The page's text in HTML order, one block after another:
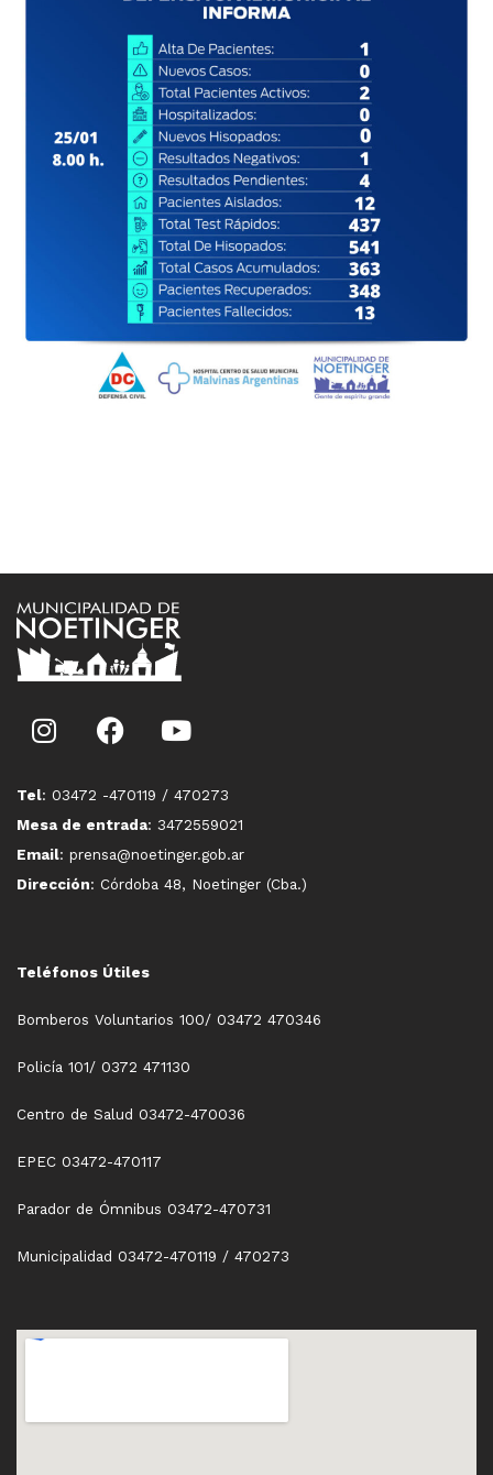
Tel: 03472 -470119 / 470273
Mesa de entrada: 3472559021
Email: prensa@noetinger.gob.ar
Dirección: Córdoba 48, Noetinger (Cba.)
Teléfonos Útiles
Bomberos Voluntarios 100/ 03472 470346
Policía 101/ 0372 471130
Centro de Salud 03472-470036
EPEC 03472-470117
Parador de Ómnibus 03472-470731
Municipalidad 03472-470119 / 470273